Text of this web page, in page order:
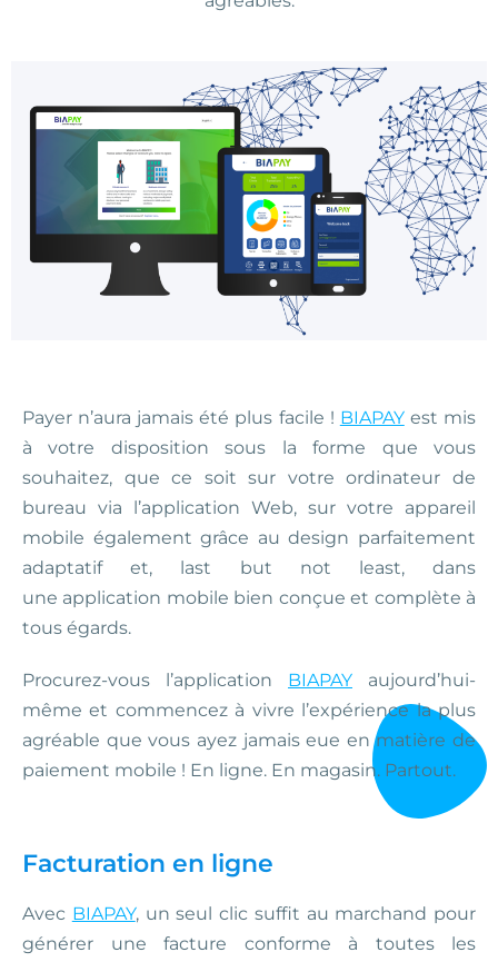
Payer n’aura jamais été plus facile ! BIAPAYest mis
à votre disposition sous la forme que vous
souhaitez, que ce soit sur votre ordinateur de
bureau via l’application Web, sur votre appareil
mobile également grâce au design parfaitement
adaptatif et, last but not least, dans
une application mobile bien conçue et complète à
tous égards.
Procurez-vous l’application BIAPAY aujourd’hui-
même et commencez à vivre l’expérience la plus
agréable que vous ayez jamais eue en matière de
paiement mobile ! En ligne. En magasin. Partout.
Facturation en ligne
Avec BIAPAY, un seul clic suffit au marchand pour
générer une facture conforme à toutes les